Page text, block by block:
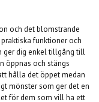
och det blomstrande
funktioner och
ger dig enkel tillgång till
öppnas och stängs
hålla det öppet medan
mönster som ger det en
för dem som vill ha ett